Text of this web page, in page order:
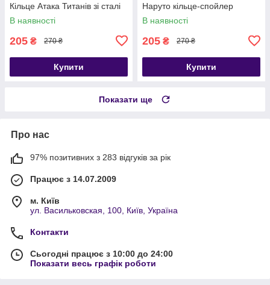
Кільце Атака Титанів зі сталі
В наявності
205 ₴ 270 ₴
Купити
Наруто кільце-спойлер
В наявності
205 ₴ 270 ₴
Купити
Показати ще
Про нас
97% позитивних з 283 відгуків за рік
Працює з 14.07.2009
м. Київ
ул. Васильковская, 100, Київ, Україна
Контакти
Сьогодні працює з 10:00 до 24:00
Показати весь графік роботи